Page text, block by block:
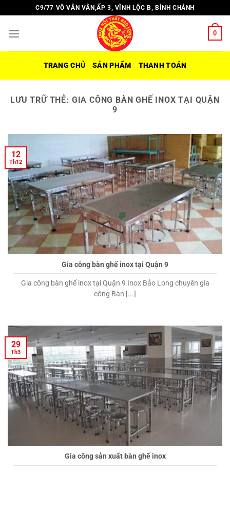
đến
nội
C9/77 VÕ VĂN VÂN,ẤP 3, VĨNH LỘC B, BÌNH CHÁNH
0
TRANG CHỦ SẢN PHẨM THANH TOÁN
LƯU TRỮ THẺ: GIA CÔNG BÀN GHẾ INOX TẠI QUẬN
9
Gia công bàn ghế inox tại Quận 9
Gia công bàn ghế inox tại Quận 9 Inox Bảo Long chuyên gia
công Bàn [...]
12
Th12
Gia công sản xuất bàn ghế inox
29
Th3